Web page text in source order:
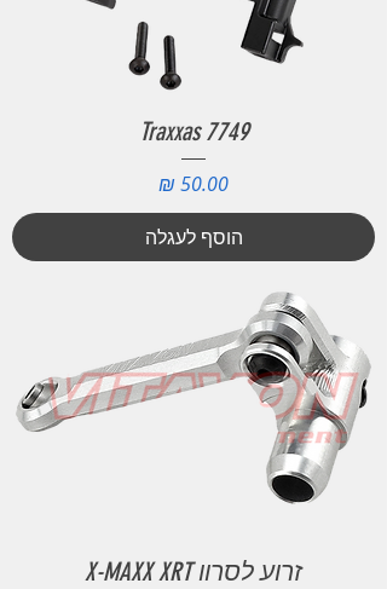
Traxxas 7749
מחיר
הוסף לעגלה
זרוע לסרוו X-MAXX XRT